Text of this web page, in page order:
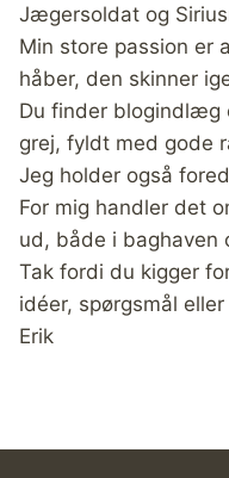
Jægersoldat og
Min store passion er
håber, den skinner
Du finder blogindlæg
grej, fyldt med gode
Jeg holder også
For mig handler det
ud, både i baghaven
Tak fordi du kigger
idéer, spørgsmål
Erik